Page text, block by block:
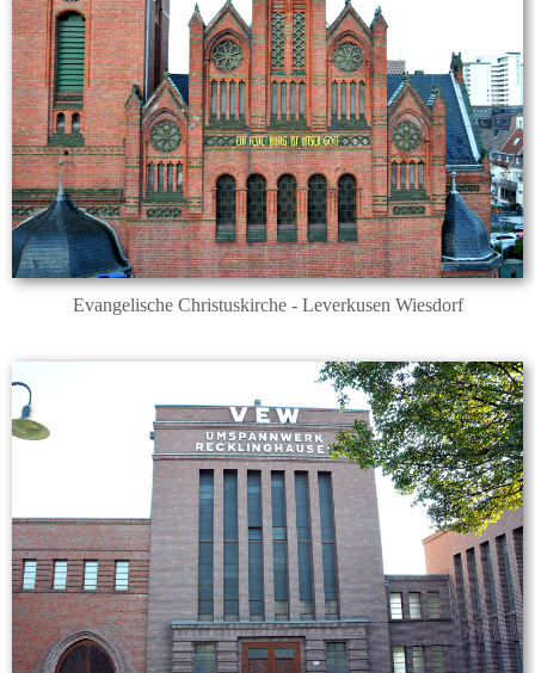
Evangelische Christuskirche - Leverkusen Wiesdorf